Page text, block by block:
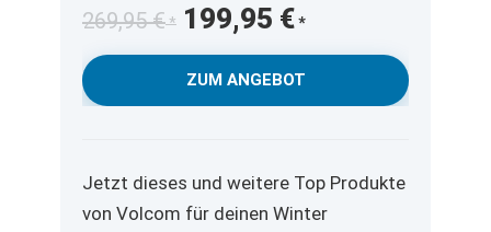
269,95€
Ursprünglicher
Preis
war:
269,95 €
199,95 € Aktueller
Preis
199,95 €.
ZUM ANGEBOT
Jetzt dieses und weitere Top Produkte
von Volcom für deinen Winter